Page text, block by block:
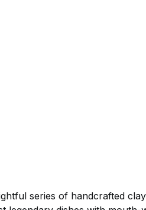
series of handcrafted